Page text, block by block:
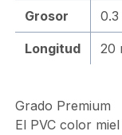
Grosor 0.3
Longitud 20
Grado Premium
El PVC color